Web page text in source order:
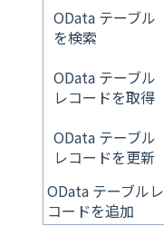
OData テーブル
を検索
OData テーブル
レコードを取得
OData テーブル
レコードを更新
OData テーブルレ
コードを追加